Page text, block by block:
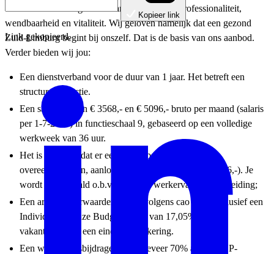
aandacht voor een goede balans tussen jouw professionaliteit,
wendbaarheid en vitaliteit. Wij geloven namelijk dat een gezond
Zuid-Limburg begint bij onszelf. Dat is de basis van ons aanbod.
Verder bieden wij jou:
Een dienstverband voor de duur van 1 jaar. Het betreft een
structurele functie.
Een salaris tussen € 3568,- en € 5096,- bruto per maand (salaris
per 1-7-2026) in functieschaal 9, gebaseerd op een volledige
werkweek van 36 uur.
Het is mogelijk dat er een aanloopschaal wordt
overeengekomen, aanloopschaal 8 (€ 3246,- tot € 4556,-). Je
wordt ingeschaald o.b.v. relevante werkervaring en opleiding;
Een arbeidsvoorwaardenpakket volgens cao SGO inclusief een
Individueel Keuze Budget (IKB) van 17,05% met o.a.
vakantiegeld en een eindejaarsuitkering.
Een werkgeversbijdrage van ongeveer 70% aan je ABP-
Kopieer link
Link gekopieerd.